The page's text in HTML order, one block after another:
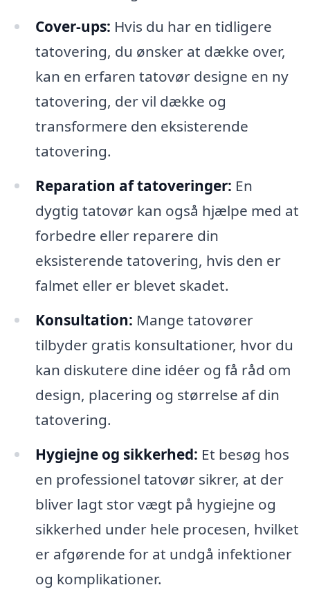
Cover-ups: Hvis du har en tidligere
tatovering, du ønsker at dække over,
kan en erfaren tatovør designe en ny
tatovering, der vil dække og
transformere den eksisterende
tatovering.
Reparation af tatoveringer: En
dygtig tatovør kan også hjælpe med at
forbedre eller reparere din
eksisterende tatovering, hvis den er
falmet eller er blevet skadet.
Konsultation: Mange tatovører
tilbyder gratis konsultationer, hvor du
kan diskutere dine idéer og få råd om
design, placering og størrelse af din
tatovering.
Hygiejne og sikkerhed: Et besøg hos
en professionel tatovør sikrer, at der
bliver lagt stor vægt på hygiejne og
sikkerhed under hele procesen, hvilket
er afgørende for at undgå infektioner
og komplikationer.